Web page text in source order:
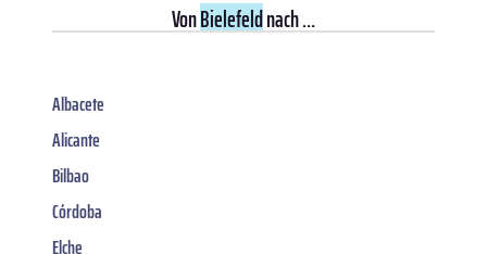
VonBielefeldnach ...
Albacete
Alicante
Bilbao
Córdoba
Elche